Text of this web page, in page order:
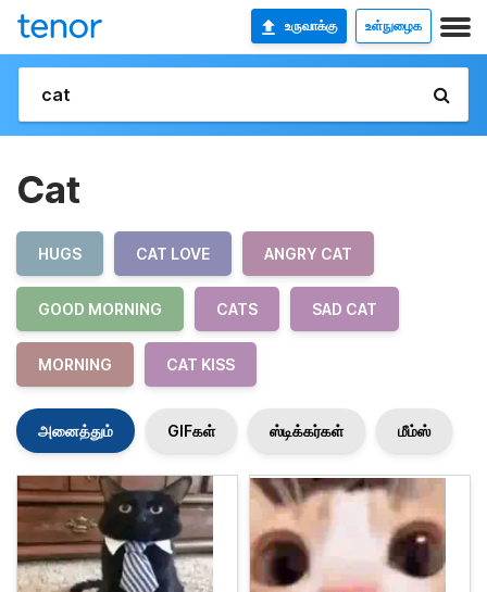
உருவாக்கு உள்நுழைக
Cat
HUGS CAT LOVE ANGRY CAT
GOOD MORNING CATS SAD CAT
MORNING CAT KISS
அனைத்தும் GIFகள் ஸ்டிக்கர்கள் மீம்ஸ்